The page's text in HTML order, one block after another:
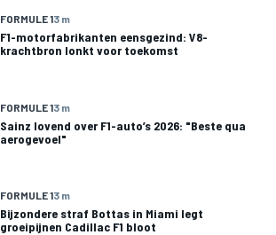
FORMULE 13 m
F1-motorfabrikanten eensgezind: V8-
krachtbron lonkt voor toekomst
FORMULE 13 m
Sainz lovend over F1-auto’s 2026: "Beste qua
aerogevoel"
FORMULE 13 m
Bijzondere straf Bottas in Miami legt
groeipijnen Cadillac F1 bloot